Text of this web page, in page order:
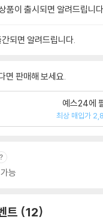
품이 출시되면 알려드립니
되면 알려드립니다.
면 판매해 보세요.
예스24에
최상 매입가
능
트 12